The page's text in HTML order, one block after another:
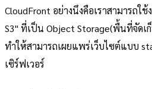
CloudFront อย่างนึงคือเราสามารถใ
S3" ที่เป็น Object Storage(พื้นที่จัดเก็
ทำให้สามารถเผยแพร่เว็บไซต์แบบ
เซิร์ฟเวอร์